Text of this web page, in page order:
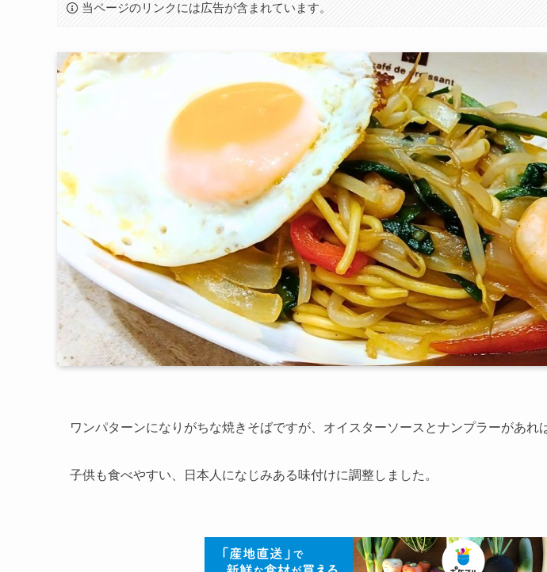
当ページのリンクには広告が含まれています。
ワンパターンになりがちな焼きそばですが、オイスターソースとナンプラーがあれ
子供も食べやすい、日本人になじみある味付けに調整しました。